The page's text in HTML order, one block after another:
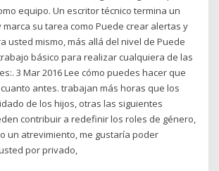
equipo. Un escritor técnico termina un
su tarea como Puede crear alertas y
usted mismo, más allá del nivel de Puede
básico para realizar cualquiera de las
3 Mar 2016 Lee cómo puedes hacer que
antes. trabajan más horas que los
de los hijos, otras las siguientes
contribuir a redefinir los roles de género,
un atrevimiento, me gustaría poder
por privado,